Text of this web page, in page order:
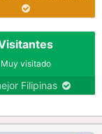
Muy visitado
Filipinas